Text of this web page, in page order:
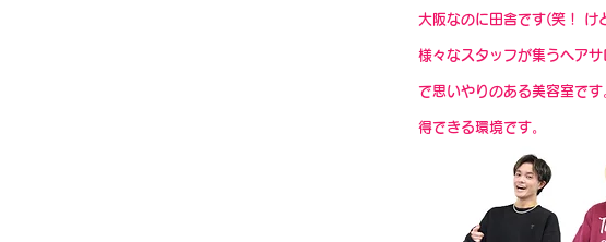
大阪なのに田舎です(笑！ け
様々なスタッフが集うヘア
で思いやりのある美容室で
得できる環境です。